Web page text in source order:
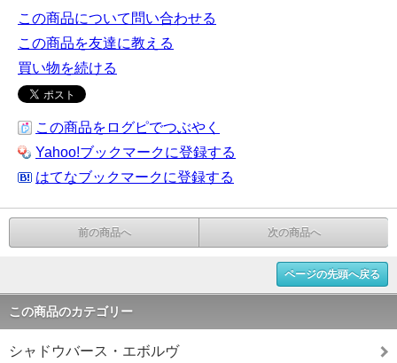
この商品について問い合わせる
この商品を友達に教える
買い物を続ける
この商品をログピでつぶやく
Yahoo!ブックマークに登録する
はてなブックマークに登録する
前の商品へ 次の商品へ
ページの先頭へ戻る
この商品のカテゴリー
シャドウバース・エボルヴ